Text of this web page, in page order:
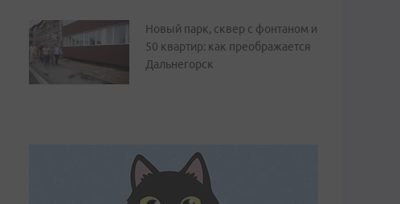
Новый парк, сквер с фонтаном и
50 квартир: как преображается
Дальнегорск